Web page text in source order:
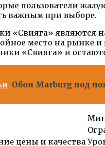
пользователи
важным при выборе.
«Свияга» являются
место на рынке
«Свияга» и
Обои Marburg под
цены и качества